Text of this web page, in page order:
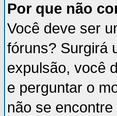
Por que não
Você deve ser
fóruns? Surgirá
expulsão, você
e perguntar o
não se